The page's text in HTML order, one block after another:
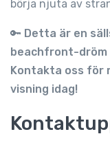
börja njuta av
🔑 Detta är en
beachfront-dröm
Kontakta oss för
visning idag!